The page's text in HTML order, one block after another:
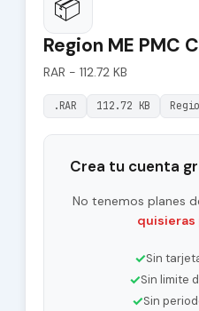
📦
Region ME PMC
RAR - 112.72 KB
.RAR 112.72 KB
Crea tu cuenta
No tenemos planes
quisieras
✓Sin
✓Sin limite
✓Sin